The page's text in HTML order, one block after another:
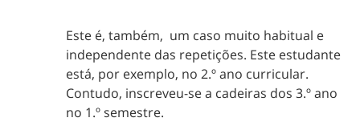
Este é, também, um caso muito habitual e
independente das repetições. Este estudante
está, por exemplo, no 2.º ano curricular.
Contudo, inscreveu-se a cadeiras dos 3.º ano
no 1.º semestre.